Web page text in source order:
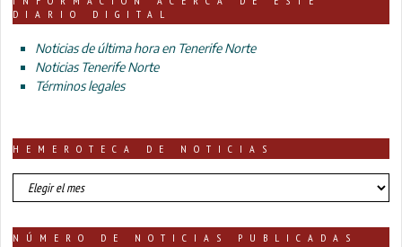
DIARIO DIGITAL
Noticias de última hora en Tenerife Norte
Noticias Tenerife Norte
Términos legales
HEMEROTECA DE NOTICIAS
HEMEROTECA
DE
NÚMERO DE NOTICIAS PUBLICADAS